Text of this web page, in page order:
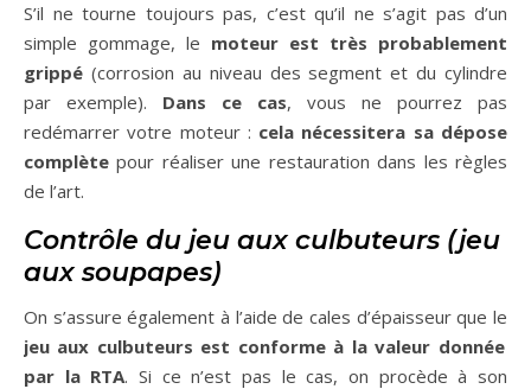
S’il ne tourne toujours pas, c’est qu’il ne s’agit pas d’un
simple gommage, le moteur est très probablement
grippé (corrosion au niveau des segment et du cylindre
par exemple). Dans ce cas, vous ne pourrez pas
redémarrer votre moteur : cela nécessitera sa dépose
complète pour réaliser une restauration dans les règles
de l’art.
Contrôle du jeu aux culbuteurs (jeu
aux soupapes)
On s’assure également à l’aide de cales d’épaisseur que le
jeu aux culbuteurs est conforme à la valeur donnée
par la RTA. Si ce n’est pas le cas, on procède à son